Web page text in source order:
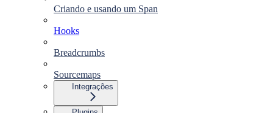
Criando e usando um Span
Hooks
Breadcrumbs
Sourcemaps
Integrações